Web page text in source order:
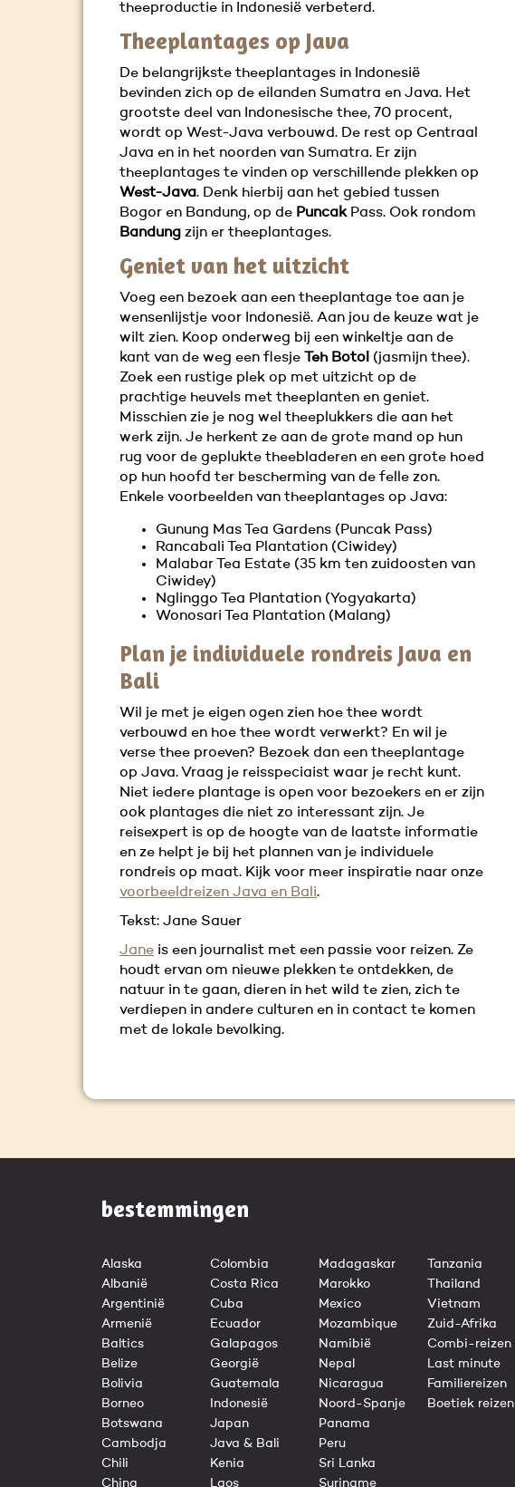
theeproductie in Indonesië verbeterd.
Theeplantages op Java
De belangrijkste theeplantages in Indonesië
bevinden zich op de eilanden Sumatra en Java. Het
grootste deel van Indonesische thee, 70 procent,
wordt op West-Java verbouwd. De rest op Centraal
Java en in het noorden van Sumatra. Er zijn
theeplantages te vinden op verschillende plekken op
West-Java. Denk hierbij aan het gebied tussen
Bogor en Bandung, op de PuncakPass. Ook rondom
Bandung zijn er theeplantages.
Geniet van het uitzicht
Voeg een bezoek aan een theeplantage toe aan je
wensenlijstje voor Indonesië. Aan jou de keuze wat je
wilt zien. Koop onderweg bij een winkeltje aan de
kant van de weg een flesje
Teh Botol (jasmijn thee).
Zoek een rustige plek op met uitzicht op de
prachtige heuvels met theeplanten en geniet.
Misschien zie je nog wel theeplukkers die aan het
werk zijn. Je herkent ze aan de grote mand op hun
rug voor de geplukte theebladeren en een grote hoed
op hun hoofd ter bescherming van de felle zon.
Enkele voorbeelden van theeplantages op Java:
Gunung Mas Tea Gardens (Puncak Pass)
Rancabali Tea Plantation (Ciwidey)
Malabar Tea Estate (35 km ten zuidoosten van
Ciwidey)
Nglinggo Tea Plantation (Yogyakarta)
Wonosari Tea Plantation (Malang)
Plan je individuele rondreis Java en
Bali
Wil je met je eigen ogen zien hoe thee wordt
verbouwd en hoe thee wordt verwerkt? En wil je
verse thee proeven? Bezoek dan een theeplantage
op Java. Vraag je reisspeciaist waar je recht kunt.
Niet iedere plantage is open voor bezoekers en er zijn
ook plantages die niet zo interessant zijn. Je
reisexpert is op de hoogte van de laatste informatie
en ze helpt je bij het plannen van je individuele
rondreis op maat. Kijk voor meer inspiratie naar onze
voorbeeldreizen Java en Bali.
Tekst: Jane Sauer
Jane is een journalist met een passie voor reizen. Ze
houdt ervan om nieuwe plekken te ontdekken, de
natuur in te gaan, dieren in het wild te zien, zich te
verdiepen in andere culturen en in contact te komen
met de lokale bevolking.
bestemmingen
Alaska
Albanië
Argentinië
Armenië
Baltics
Belize
Bolivia
Borneo
Botswana
Cambodja
Chili
China
Colombia
Costa Rica
Cuba
Ecuador
Galapagos
Georgië
Guatemala
Indonesië
Japan
Java & Bali
Kenia
Laos
Madagaskar
Marokko
Mexico
Mozambique
Namibië
Nepal
Nicaragua
Noord-Spanje
Panama
Peru
Sri Lanka
Suriname
Tanzania
Thailand
Vietnam
Zuid-Afrika
Combi-reizen
Last minute
Familiereizen
Boetiek reizen